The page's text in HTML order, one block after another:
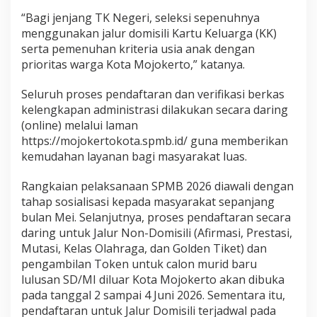
“Bagi jenjang TK Negeri, seleksi sepenuhnya
menggunakan jalur domisili Kartu Keluarga (KK)
serta pemenuhan kriteria usia anak dengan
prioritas warga Kota Mojokerto,” katanya.
Seluruh proses pendaftaran dan verifikasi berkas
kelengkapan administrasi dilakukan secara daring
(online) melalui laman
https://mojokertokota.spmb.id/ guna memberikan
kemudahan layanan bagi masyarakat luas.
Rangkaian pelaksanaan SPMB 2026 diawali dengan
tahap sosialisasi kepada masyarakat sepanjang
bulan Mei. Selanjutnya, proses pendaftaran secara
daring untuk Jalur Non-Domisili (Afirmasi, Prestasi,
Mutasi, Kelas Olahraga, dan Golden Tiket) dan
pengambilan Token untuk calon murid baru
lulusan SD/MI diluar Kota Mojokerto akan dibuka
pada tanggal 2 sampai 4 Juni 2026. Sementara itu,
pendaftaran untuk Jalur Domisili terjadwal pada